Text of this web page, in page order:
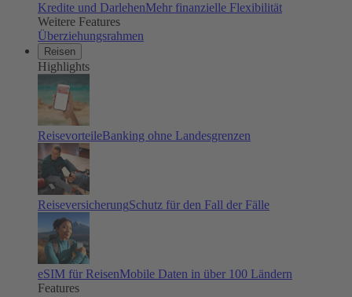
Kredite und DarlehenMehr finanzielle Flexibilität
Weitere Features
Überziehungsrahmen
Reisen
Highlights
ReisevorteileBanking ohne Landesgrenzen
ReiseversicherungSchutz für den Fall der Fälle
eSIM für ReisenMobile Daten in über 100 Ländern
Features